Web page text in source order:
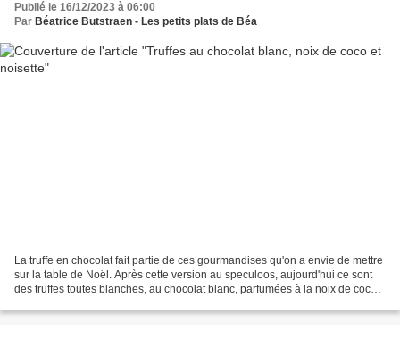
Publié le 16/12/2023 à 06:00
Par Béatrice Butstraen - Les petits plats de Béa
La truffe en chocolat fait partie de ces gourmandises qu'on a envie de mettre
sur la table de Noël. Après cette version au speculoos, aujourd'hui ce sont
des truffes toutes blanches, au chocolat blanc, parfumées à la noix de coco